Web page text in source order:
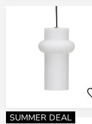
SUMMER DEAL